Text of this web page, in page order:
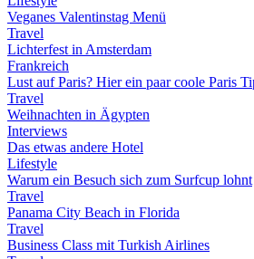
Veganes Valentinstag Menü
Travel
Lichterfest in Amsterdam
Frankreich
Lust auf Paris? Hier ein paar coole Paris
Travel
Weihnachten in Ägypten
Interviews
Das etwas andere Hotel
Lifestyle
Warum ein Besuch sich zum Surfcup lohnt
Travel
Panama City Beach in Florida
Travel
Business Class mit Turkish Airlines